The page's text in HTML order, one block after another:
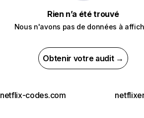
Rien n’a été trouvé
Nous n'avons pas de données à
Obtenir votre audit →
netflix-codes.com